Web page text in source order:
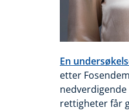
En
etter
rettigheter får